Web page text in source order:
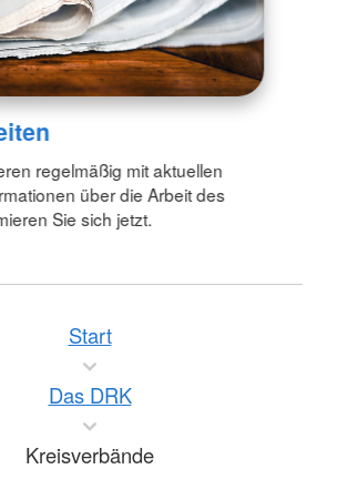
regelmäßig mit aktuellen
über die Arbeit des
Sie sich jetzt.
Start
Das DRK
Kreisverbände